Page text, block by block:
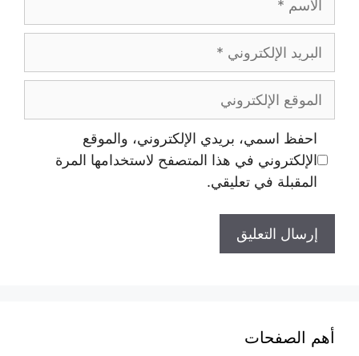
احفظ اسمي، بريدي الإلكتروني، والموقع
الإلكتروني في هذا المتصفح لاستخدامها المرة
المقبلة في تعليقي.
أهم الصفحات